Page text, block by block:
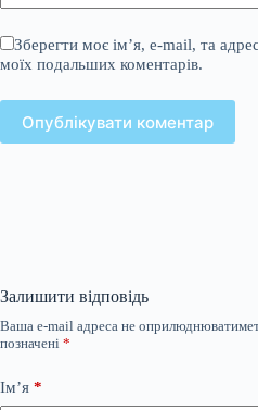
Зберегти моє ім’я, e-mail, та
моїх подальших коментарів.
Опублікувати коментар
Залишити відповідь
Ваша e-mail адреса не
позначені *
Ім’я *